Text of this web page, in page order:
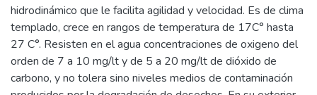
hidrodinámico que le facilita agilidad y velocidad. Es de clima
templado, crece en rangos de temperatura de 17C° hasta
27 C°. Resisten en el agua concentraciones de oxigeno del
orden de 7 a 10 mg/lt y de 5 a 20 mg/lt de dióxido de
carbono, y no tolera sino niveles medios de contaminación